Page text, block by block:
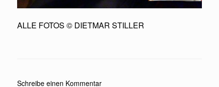
ALLE FOTOS © DIETMAR STILLER
Schreibe einen Kommentar